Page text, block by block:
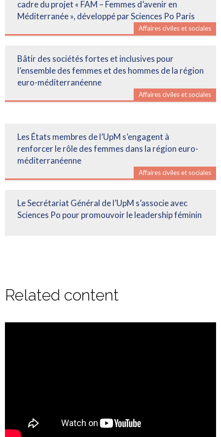
cadre du projet « FAM – Femmes d’avenir en
Méditerranée », développé par Sciences Po Paris
Affaires civiles et sociales
Bâtir des sociétés fortes et inclusives pour
l’ensemble des femmes et des hommes de la région
euro-méditerranéenne
Affaires civiles et sociales
Les États membres de l’UpM s’engagent à
renforcer le rôle des femmes dans la région euro-
méditerranéenne
Affaires civiles et sociales
Le Secrétariat Général de l’UpM s’associe avec
Sciences Po pour promouvoir le leadership féminin
Related content